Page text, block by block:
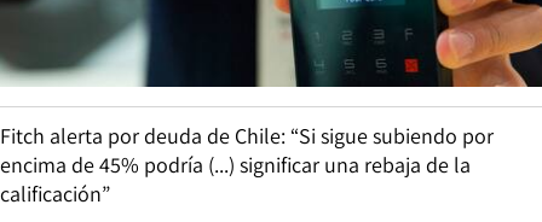
Fitch alerta por deuda de Chile: “Si sigue subiendo por
encima de 45% podría (...) significar una rebaja de la
calificación”